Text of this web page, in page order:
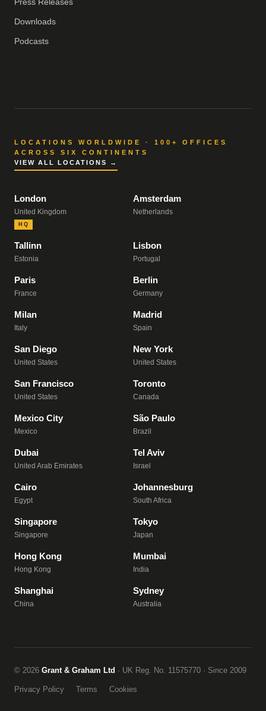
Downloads
Podcasts
LOCATIONS WORLDWIDE · 100+ OFFICES
ACROSS SIX CONTINENTS
VIEW ALL LOCATIONS →
London
United Kingdom
HQ
Amsterdam
Netherlands
Tallinn
Estonia
Lisbon
Portugal
Paris
France
Berlin
Germany
Milan
Italy
Madrid
Spain
San Diego
United States
New York
United States
San Francisco
United States
Toronto
Canada
Mexico City
Mexico
São Paulo
Brazil
Dubai
United Arab Emirates
Tel Aviv
Israel
Cairo
Egypt
Johannesburg
South Africa
Singapore
Singapore
Tokyo
Japan
Hong Kong
Hong Kong
Mumbai
India
Shanghai
China
Sydney
Australia
© 2026 Grant & Graham Ltd · UK Reg. No. 11575770 · Since 2009
Privacy Policy Terms Cookies